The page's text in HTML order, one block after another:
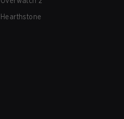
Hearthstone